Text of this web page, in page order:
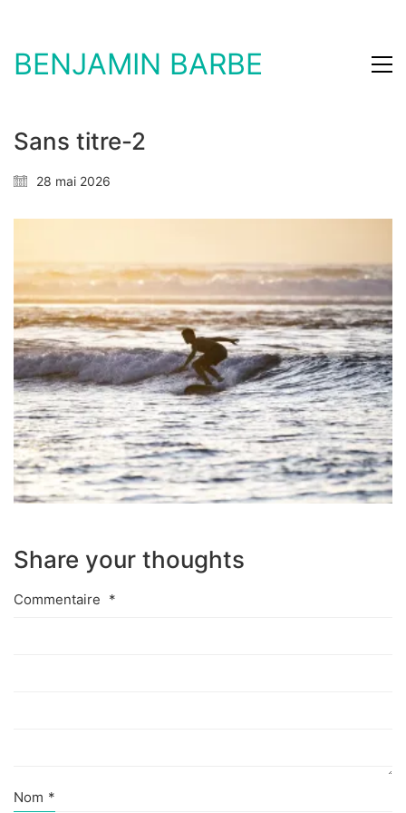
BENJAMIN BARBE
Sans titre-2
28 mai 2026
Share your thoughts
Commentaire *
Nom *